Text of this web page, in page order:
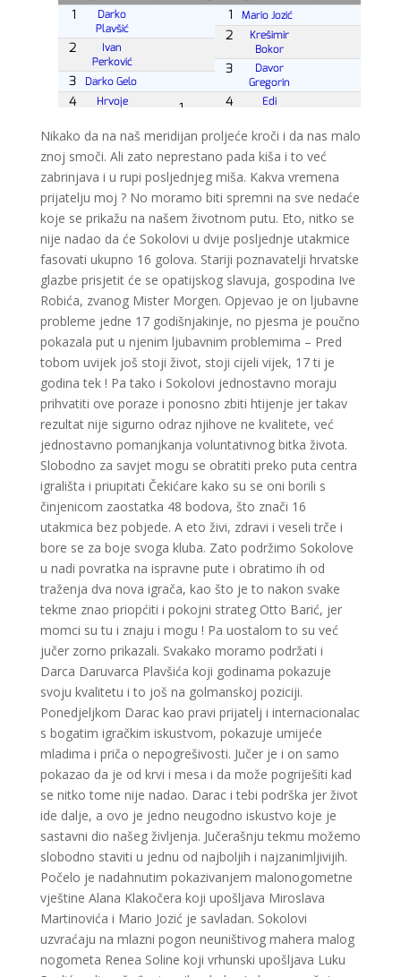
Nikako da na naš meridijan proljeće kroči i da nas malo
znoj smoči. Ali zato neprestano pada kiša i to već
zabrinjava i u rupi posljednjeg miša. Kakva vremena
prijatelju moj ? No moramo biti spremni na sve nedaće
koje se prikažu na našem životnom putu. Eto, nitko se
nije nadao da će Sokolovi u dvije posljednje utakmice
fasovati ukupno 16 golova. Stariji poznavatelji hrvatske
glazbe prisjetit će se opatijskog slavuja, gospodina Ive
Robića, zvanog Mister Morgen. Opjevao je on ljubavne
probleme jedne 17 godišnjakinje, no pjesma je poučno
pokazala put u njenim ljubavnim problemima – Pred
tobom uvijek još stoji život, stoji cijeli vijek, 17 ti je
godina tek ! Pa tako i Sokolovi jednostavno moraju
prihvatiti ove poraze i ponosno zbiti htijenje jer takav
rezultat nije sigurno odraz njihove ne kvalitete, već
jednostavno pomanjkanja voluntativnog bitka života.
Slobodno za savjet mogu se obratiti preko puta centra
igrališta i priupitati Čekićare kako su se oni borili s
činjenicom zaostatka 48 bodova, što znači 16
utakmica bez pobjede. A eto živi, zdravi i veseli trče i
bore se za boje svoga kluba. Zato podržimo Sokolove
u nadi povratka na ispravne pute i obratimo ih od
traženja dva nova igrača, kao što je to nakon svake
tekme znao priopćiti i pokojni strateg Otto Barić, jer
momci su tu i znaju i mogu ! Pa uostalom to su već
jučer zorno prikazali. Svakako moramo podržati i
Darca Daruvarca Plavšića koji godinama pokazuje
svoju kvalitetu i to još na golmanskoj poziciji.
Ponedjeljkom Darac kao pravi prijatelj i internacionalac
s bogatim igračkim iskustvom, pokazuje umijeće
mladima i priča o nepogrešivosti. Jučer je i on samo
pokazao da je od krvi i mesa i da može pogriješiti kad
se nitko tome nije nadao. Darac i tebi podrška jer život
ide dalje, a ovo je jedno neugodno iskustvo koje je
sastavni dio našeg življenja. Jučerašnju tekmu možemo
slobodno staviti u jednu od najboljih i najzanimljivijih.
Počelo je nadahnutim pokazivanjem malonogometne
vještine Alana Klakočera koji upošljava Miroslava
Martinovića i Mario Jozić je savladan. Sokolovi
uzvraćaju na mlazni pogon neuništivog mahera malog
nogometa Renea Soline koji vrhunski upošljava Luku